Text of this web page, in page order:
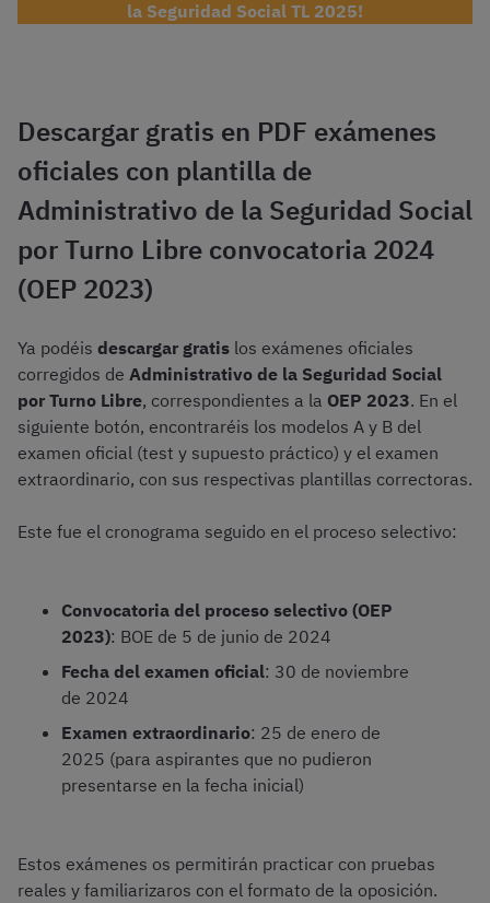
la Seguridad Social TL 2025!
Descargar gratis en PDF exámenes
oficiales con plantilla de
Administrativo de la Seguridad Social
por Turno Libre convocatoria 2024
(OEP 2023)
Ya podéis descargar gratis los exámenes oficiales
corregidos de Administrativo de la Seguridad Social
por Turno Libre, correspondientes a la OEP 2023. En el
siguiente botón, encontraréis los modelos A y B del
examen oficial (test y supuesto práctico) y el examen
extraordinario, con sus respectivas plantillas correctoras.
Este fue el cronograma seguido en el proceso selectivo:
Convocatoria del proceso selectivo (OEP
2023): BOE de 5 de junio de 2024
Fecha del examen oficial: 30 de noviembre
de 2024
Examen extraordinario: 25 de enero de
2025 (para aspirantes que no pudieron
presentarse en la fecha inicial)
Estos exámenes os permitirán practicar con pruebas
reales y familiarizaros con el formato de la oposición.